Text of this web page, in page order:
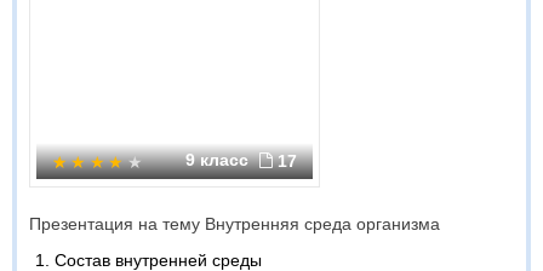
9 класс 17
Презентация на тему Внутренняя среда организма
Состав внутренней среды